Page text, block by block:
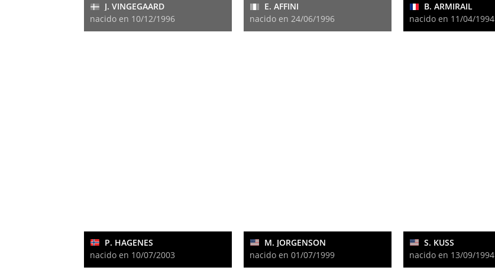
J. VINGEGAARD
nacido en 10/12/1996
E. AFFINI
nacido en 24/06/1996
B. ARMIRAIL
nacido en 11/04/1994
P. HAGENES
nacido en 10/07/2003
M. JORGENSON
nacido en 01/07/1999
S. KUSS
nacido en 13/09/1994